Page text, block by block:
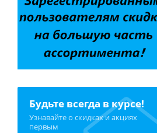
Будьте всегда в курсе!
Узнавайте о скидках и акциях
первым